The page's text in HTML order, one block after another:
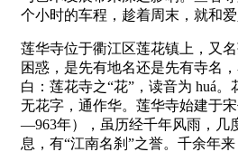
个小时的车程，趁着周末，就和爱
莲华寺位于衢江区莲花镇上，又
困惑，是先有地名还是先有寺名
白：莲花寺之“花”，读音为 huá
无花字，通作华。莲华寺始建于
—963年），虽历经千年风雨，几
息，有“江南名刹”之誉。千余年